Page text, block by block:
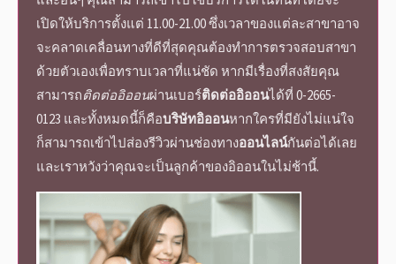
เปิดให้บริการตั้งแต่ 11.00-21.00 ซึ่งเวลาของแต่ละสาขาอาจ
จะคลาดเคลื่อนทางที่ดีที่สุดคุณต้องทำการตรวจสอบสาขา
ด้วยตัวเองเพื่อทราบเวลาที่แน่ชัด หากมีเรื่องที่สงสัยคุณ
สามารถติดต่ออิออนผ่านเบอร์ติดต่ออิออนได้ที่ 0-2665-
0123 และทั้งหมดนี้ก็คือบริษัทอิออนหากใครที่มียังไม่แน่ใจ
ก็สามารถเข้าไปส่องรีวิวผ่านช่องทางออนไลน์กันต่อได้เลย
และเราหวังว่าคุณจะเป็นลูกค้าของอิออนในไม่ช้านี้.